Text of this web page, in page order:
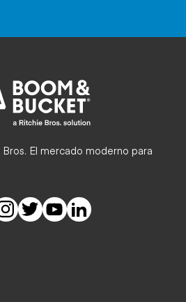
El mercado moderno para